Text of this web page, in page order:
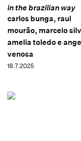
in the brazilian way
carlos bunga, raul
mourão, marcelo
amelia toledo e
venosa
18.7.2025